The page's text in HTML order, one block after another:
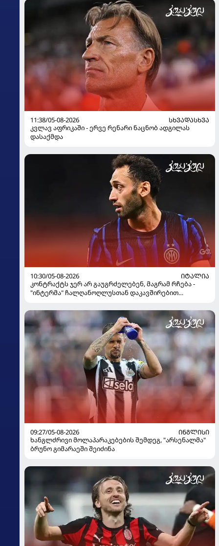
11:38/05-08-2026
ᲡᲮᲕᲐᲓᲐᲡᲮᲕᲐ
კვლავ აფრიკაში - ერვე რენარი ნაცნობ ადგილას
დასაქმდა
10:30/05-08-2026
ᲘᲢᲐᲚᲘᲐ
კონტრაქტს ჯერ არ გაუგრძელებენ, მაგრამ რჩება -
"ინტერმა" ჩალღანოღლუსთან დაკავშირებით
09:27/05-08-2026
ᲘᲜᲒᲚᲘᲡᲘ
ხანგლძრივი მოლაპარაკებების შემდეგ, "არსენალმა"
ბრუნო გიმარაეში შეიძინა